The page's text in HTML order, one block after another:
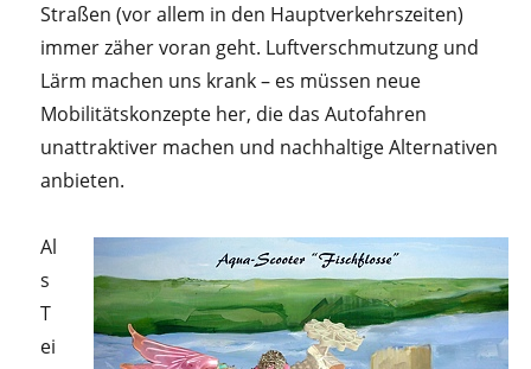
Straßen (vor allem in den Hauptverkehrszeiten)
immer zäher voran geht. Luftverschmutzung und
Lärm machen uns krank – es müssen neue
Mobilitätskonzepte her, die das Autofahren
unattraktiver machen und nachhaltige Alternativen
anbieten.
Al
s
T
ei